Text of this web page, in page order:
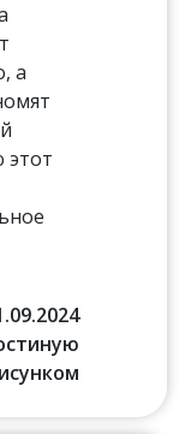
а
этот